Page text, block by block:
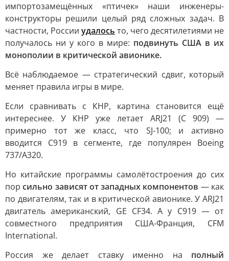
импортозамещённых «птичек» наши инженеры-
конструкторы решили целый ряд сложных задач. В
частности, России удалось то, чего десятилетиями не
получалось ни у кого в мире: подвинуть США в их
монополии в критической авионике.
Всё наблюдаемое — стратегический сдвиг, который
меняет правила игры в мире.
Если сравнивать с КНР, картина становится ещё
интереснее. У КНР уже летает ARJ21 (C 909) —
примерно тот же класс, что SJ-100; и активно
вводится C919 в сегменте, где популярен Boeing
737/A320.
Но китайские программы самолётостроения до сих
порсильно зависят от западных компонентов — как
по двигателям, так и в критической авионике. У ARJ21
двигатель американский, GE CF34. А у C919 — от
совместного предприятия США-Франция, CFM
International.
Россия же делает ставку именно на полный